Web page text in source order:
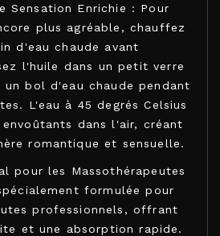
Sensation Enrichie : Pour
plus agréable, chauffez
d'eau chaude avant
l'huile dans un petit verre
bol d'eau chaude pendant
L'eau à 45 degrés Celsius
dans l'air, créant
romantique et sensuelle.
pour les Massothérapeutes
formulée pour
professionnels, offrant
et une absorption rapide.